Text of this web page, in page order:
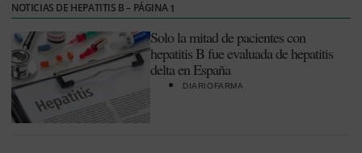
NOTICIAS DE HEPATITIS B – PÁGINA1
Solo la mitad de pacientes con
hepatitis B fue evaluada de hepatitis
delta en España
DIARIOFARMA